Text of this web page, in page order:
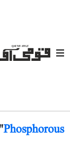
Phosphorous